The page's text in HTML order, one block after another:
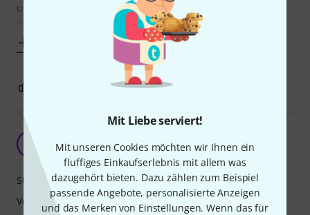
Mit Liebe serviert!
Mit unseren Cookies möchten wir Ihnen ein
fluffiges Einkaufserlebnis mit allem was
dazugehört bieten. Dazu zählen zum Beispiel
passende Angebote, personalisierte Anzeigen
und das Merken von Einstellungen. Wenn das für
und bei der Installation jetzt doch einige sehr gravierende
Probleme in der Flexibilität
BEWERTUNG MELDEN
K
Kaffe 04.03.2022
Stabilität
Verarbeitung